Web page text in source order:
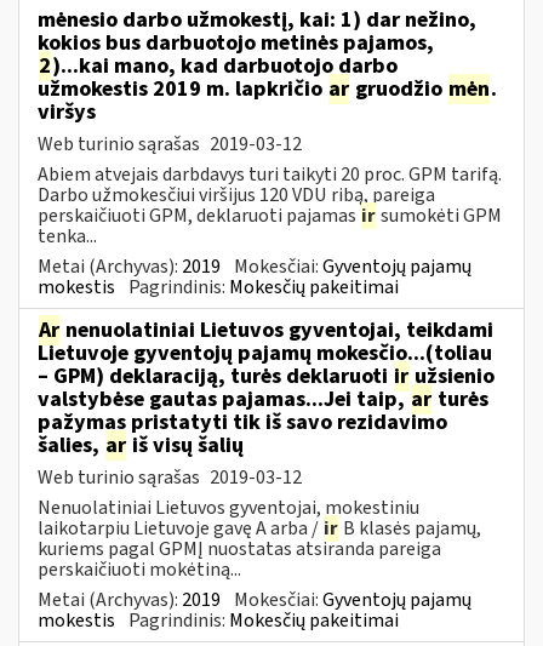
mėnesio darbo užmokestį, kai: 1) dar nežino,
kokios bus darbuotojo metinės pajamos,
2)...kai mano, kad darbuotojo darbo
užmokestis 2019 m. lapkričio ar gruodžio mėn.
viršys
Web turinio sąrašas 2019-03-12
Abiem atvejais darbdavys turi taikyti 20 proc. GPM tarifą.
Darbo užmokesčiui viršijus 120 VDU ribą, pareiga
perskaičiuoti GPM, deklaruoti pajamas irsumokėti GPM
tenka...
Metai (Archyvas): 2019 Mokesčiai:Gyventojų pajamų
mokestis Pagrindinis: Mokesčių pakeitimai
Ar nenuolatiniai Lietuvos gyventojai, teikdami
Lietuvoje gyventojų pajamų mokesčio...(toliau
– GPM) deklaraciją, turės deklaruoti ir užsienio
valstybėse gautas pajamas...Jei taip,ar turės
pažymas pristatyti tik iš savo rezidavimo
šalies, ar iš visų šalių
Web turinio sąrašas 2019-03-12
Nenuolatiniai Lietuvos gyventojai, mokestiniu
laikotarpiu Lietuvoje gavę A arba / ir B klasės pajamų,
kuriems pagal GPMĮ nuostatas atsiranda pareiga
perskaičiuoti mokėtiną...
Metai (Archyvas): 2019 Mokesčiai:Gyventojų pajamų
mokestis Pagrindinis: Mokesčių pakeitimai